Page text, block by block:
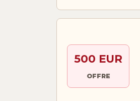
500 EUR
OFFRE